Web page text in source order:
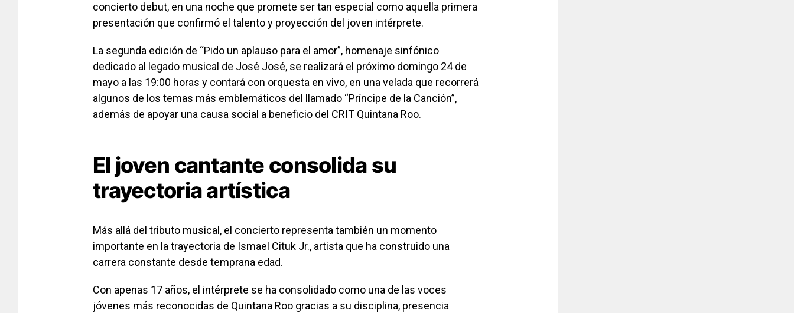
concierto debut, en una noche que promete ser tan especial como aquella primera
presentación que confirmó el talento y proyección del joven intérprete.
La segunda edición de “Pido un aplauso para el amor”, homenaje sinfónico
dedicado al legado musical de José José, se realizará el próximo domingo 24 de
mayo a las 19:00 horas y contará con orquesta en vivo, en una velada que recorrerá
algunos de los temas más emblemáticos del llamado “Príncipe de la Canción”,
además de apoyar una causa social a beneficio del CRIT Quintana Roo.
El joven cantante consolida su
trayectoria artística
Más allá del tributo musical, el concierto representa también un momento
importante en la trayectoria de Ismael Cituk Jr., artista que ha construido una
carrera constante desde temprana edad.
Con apenas 17 años, el intérprete se ha consolidado como una de las voces
jóvenes más reconocidas de Quintana Roo gracias a su disciplina, presencia